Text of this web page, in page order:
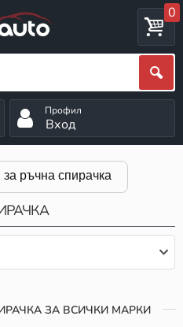
0
Вход
ръчна спирачка
ЗА ВСИЧКИ МАРКИ